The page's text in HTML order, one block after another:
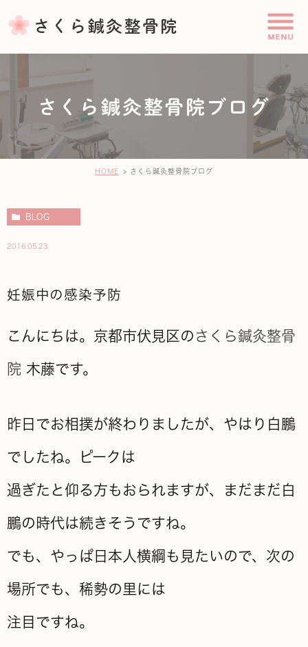
さくら鍼灸整骨院ブログ
HOME さくら鍼灸整骨院ブログ
BLOG
2016.05.23
妊娠中の感染予防
こんにちは。京都市伏見区の さくら鍼灸整骨
院 木藤です。
昨日でお相撲が終わりましたが、やはり白鵬
でしたね。ピークは
過ぎたと仰る方もおられますが、まだまだ白
鵬の時代は続きそうですね。
でも、やっぱ日本人横綱も見たいので、次の
場所でも、稀勢の里には
注目ですね。